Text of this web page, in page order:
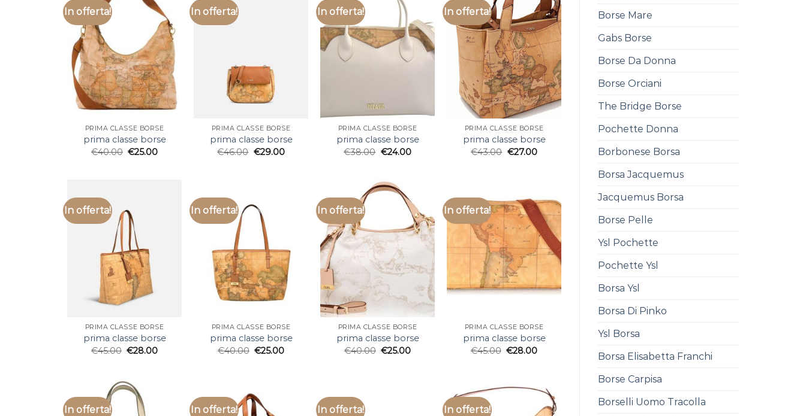
Borse Mare
Gabs Borse
Borse Da Donna
Borse Orciani
The Bridge Borse
Pochette Donna
Borbonese Borsa
Borsa Jacquemus
Jacquemus Borsa
Borse Pelle
Ysl Pochette
Pochette Ysl
Borsa Ysl
Borsa Di Pinko
Ysl Borsa
Borsa Elisabetta Franchi
Borse Carpisa
Borselli Uomo Tracolla
In offerta!
PRIMA CLASSE BORSE
prima classe borse
€40.00 €25.00
In offerta!
PRIMA CLASSE BORSE
prima classe borse
€46.00 €29.00
In offerta!
PRIMA CLASSE BORSE
prima classe borse
€38.00 €24.00
In offerta!
PRIMA CLASSE BORSE
prima classe borse
€43.00 €27.00
In offerta!
PRIMA CLASSE BORSE
prima classe borse
€45.00 €28.00
In offerta!
PRIMA CLASSE BORSE
prima classe borse
€40.00 €25.00
In offerta!
PRIMA CLASSE BORSE
prima classe borse
€40.00 €25.00
In offerta!
PRIMA CLASSE BORSE
prima classe borse
€45.00 €28.00
In offerta! In offerta! In offerta! In offerta!